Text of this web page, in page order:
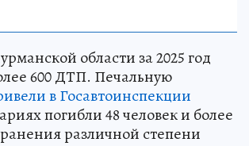
области за 2025 год
600 ДТП. Печальную
в Госавтоинспекции
погибли 48 человек и более
различной степени